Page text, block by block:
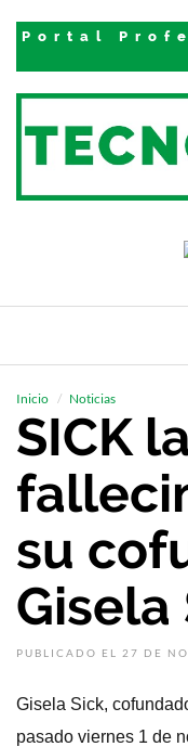
Portal
Inicio Noticias
SICK
su
Gisela
PUBLICADO EL 27 DE
Gisela Sick,
pasado viernes 1 de